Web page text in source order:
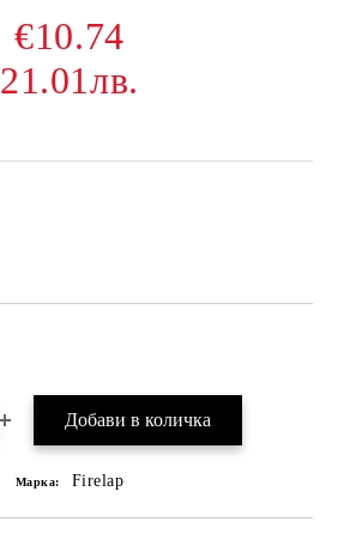
€10.74
21.01лв.
Марка: Firelap